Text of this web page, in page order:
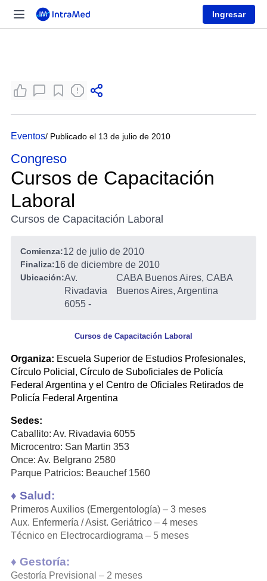
Ingresar
Eventos/ Publicado el 13 de julio de 2010
Congreso
Cursos de Capacitación
Laboral
Cursos de Capacitación Laboral
Comienza:12 de julio de 2010
Finaliza:16 de diciembre de 2010
Ubicación:Av.
Rivadavia
6055 -
CABA Buenos Aires, CABA
Buenos Aires, Argentina
Cursos de Capacitación Laboral
Organiza: Escuela Superior de Estudios Profesionales,
Círculo Policial, Círculo de Suboficiales de Policía
Federal Argentina y el Centro de Oficiales Retirados de
Policía Federal Argentina
Sedes:
Caballito: Av. Rivadavia 6055
Microcentro: San Martin 353
Once: Av. Belgrano 2580
Parque Patricios: Beauchef 1560
♦ Salud:
Primeros Auxilios (Emergentología) – 3 meses
Aux. Enfermería / Asist. Geriátrico – 4 meses
Técnico en Electrocardiograma – 5 meses
♦ Gestoría:
Gestoría Previsional – 2 meses